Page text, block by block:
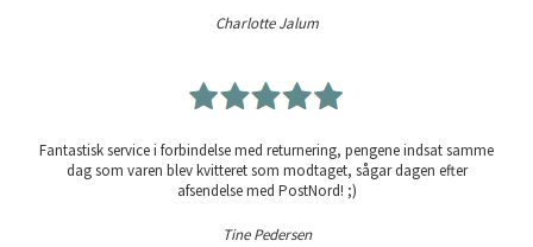
Charlotte Jalum
Fantastisk service i forbindelse med returnering, pengene indsat samme
dag som varen blev kvitteret som modtaget, sågar dagen efter
afsendelse med PostNord! ;)
Tine Pedersen